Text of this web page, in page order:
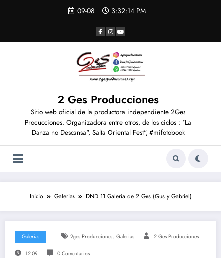
09-08 3:32:14 PM
2 Ges Producciones
Sitio web oficial de la productora independiente 2Ges
Producciones. Organizadora entre otros, de los ciclos : "La
Danza no Descansa", Salta Oriental Fest", #mifotobook
Inicio Galerias DND 11 Galería de 2 Ges (Gus y Gabriel)
Galerias 2ges Producciones, Galerias 2 Ges Producciones
12-09 0 Comentarios